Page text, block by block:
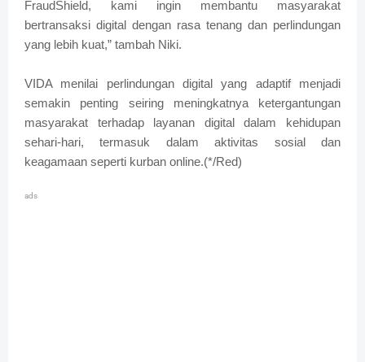
FraudShield, kami ingin membantu masyarakat
bertransaksi digital dengan rasa tenang dan perlindungan
yang lebih kuat,” tambah Niki.
VIDA menilai perlindungan digital yang adaptif menjadi
semakin penting seiring meningkatnya ketergantungan
masyarakat terhadap layanan digital dalam kehidupan
sehari-hari, termasuk dalam aktivitas sosial dan
keagamaan seperti kurban online.(*/Red)
ads